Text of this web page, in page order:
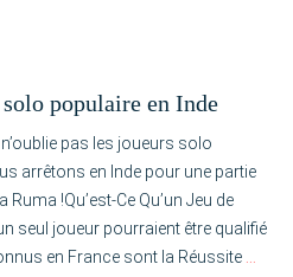
populaire en Inde
pas les joueurs solo
arrêtons en Inde pour une partie
Ruma !Qu’est-Ce Qu’un Jeu de
seul joueur pourraient être qualifié
en France sont la Réussite